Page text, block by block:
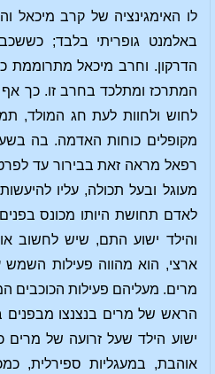
לו האימגינציה של קרב מיכאל
באלמנט גופריתי בלבד;
הדרקון. וחרב מיכאל מתרוממת
המתרכז ומתלכד בחרב זו. כך אף
לחוש ולחוות לעת חג המולד,
מקופלים כוחות האדמה. בה
רפאל מראה זאת בבירור עד
מעוגל ובעל תכולה, עליו
לאדם תחושת היותו מכונס
והילד ישוע התם, שיש לחשוב
ארצי, הוא מהווה פעילות
מרים. מעליהם פעילות הכוכבים
הראש של מרים בנצנצו מבפנים
ישוע הילד שעל זרועה של מרים
אוהבת, במעגליות ספירלית,